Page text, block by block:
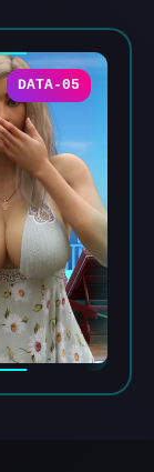
DATA-05